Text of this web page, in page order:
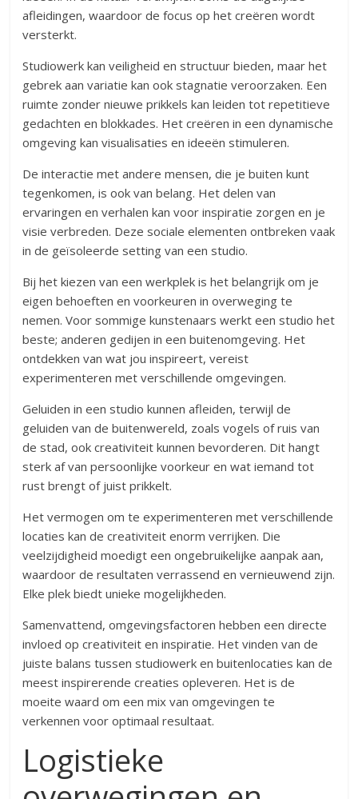
afleidingen, waardoor de focus op het creëren wordt
versterkt.
Studiowerk kan veiligheid en structuur bieden, maar het
gebrek aan variatie kan ook stagnatie veroorzaken. Een
ruimte zonder nieuwe prikkels kan leiden tot repetitieve
gedachten en blokkades. Het creëren in een dynamische
omgeving kan visualisaties en ideeën stimuleren.
De interactie met andere mensen, die je buiten kunt
tegenkomen, is ook van belang. Het delen van
ervaringen en verhalen kan voor inspiratie zorgen en je
visie verbreden. Deze sociale elementen ontbreken vaak
in de geïsoleerde setting van een studio.
Bij het kiezen van een werkplek is het belangrijk om je
eigen behoeften en voorkeuren in overweging te
nemen. Voor sommige kunstenaars werkt een studio het
beste; anderen gedijen in een buitenomgeving. Het
ontdekken van wat jou inspireert, vereist
experimenteren met verschillende omgevingen.
Geluiden in een studio kunnen afleiden, terwijl de
geluiden van de buitenwereld, zoals vogels of ruis van
de stad, ook creativiteit kunnen bevorderen. Dit hangt
sterk af van persoonlijke voorkeur en wat iemand tot
rust brengt of juist prikkelt.
Het vermogen om te experimenteren met verschillende
locaties kan de creativiteit enorm verrijken. Die
veelzijdigheid moedigt een ongebruikelijke aanpak aan,
waardoor de resultaten verrassend en vernieuwend zijn.
Elke plek biedt unieke mogelijkheden.
Samenvattend, omgevingsfactoren hebben een directe
invloed op creativiteit en inspiratie. Het vinden van de
juiste balans tussen studiowerk en buitenlocaties kan de
meest inspirerende creaties opleveren. Het is de
moeite waard om een mix van omgevingen te
verkennen voor optimaal resultaat.
Logistieke